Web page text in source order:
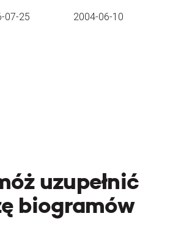
07-25 2004-06-10
uzupełnić
biogramów